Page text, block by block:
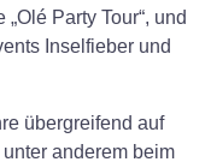
Party Tour“, und
Inselfieber und
übergreifend auf
anderem beim